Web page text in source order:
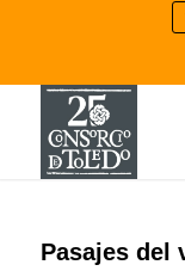
Pasajes del